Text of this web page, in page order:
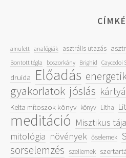
amulett analógiák asztrális utazás
Bontott tégla
boszorkány Brighid Caycedoi
druida Előadás
gyakorlatok jóslás
Kelta mítoszok könyv könyv Litha
meditáció Misztikus
mitológia növények őselemek
sorselemzés szellemek